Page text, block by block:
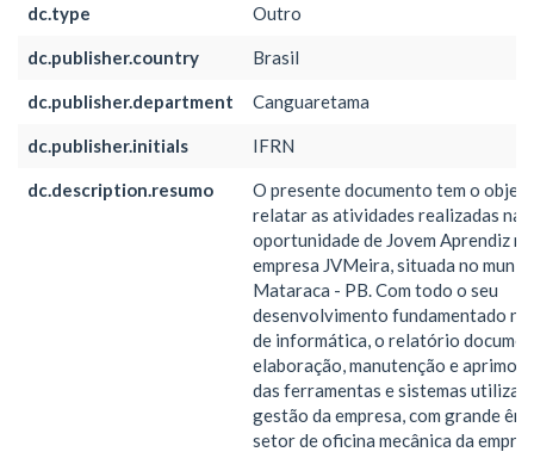
dc.type Outro
dc.publisher.country Brasil
dc.publisher.department Canguaretama
dc.publisher.initials IFRN
dc.description.resumo
O presente documento tem o
relatar as atividades realizadas na
oportunidade de Jovem Aprendiz na
empresa JVMeira, situada no
Mataraca - PB. Com todo o seu
desenvolvimento fundamentado
de informática, o relatório
elaboração, manutenção e
das ferramentas e sistemas
gestão da empresa, com grande
setor de oficina mecânica da